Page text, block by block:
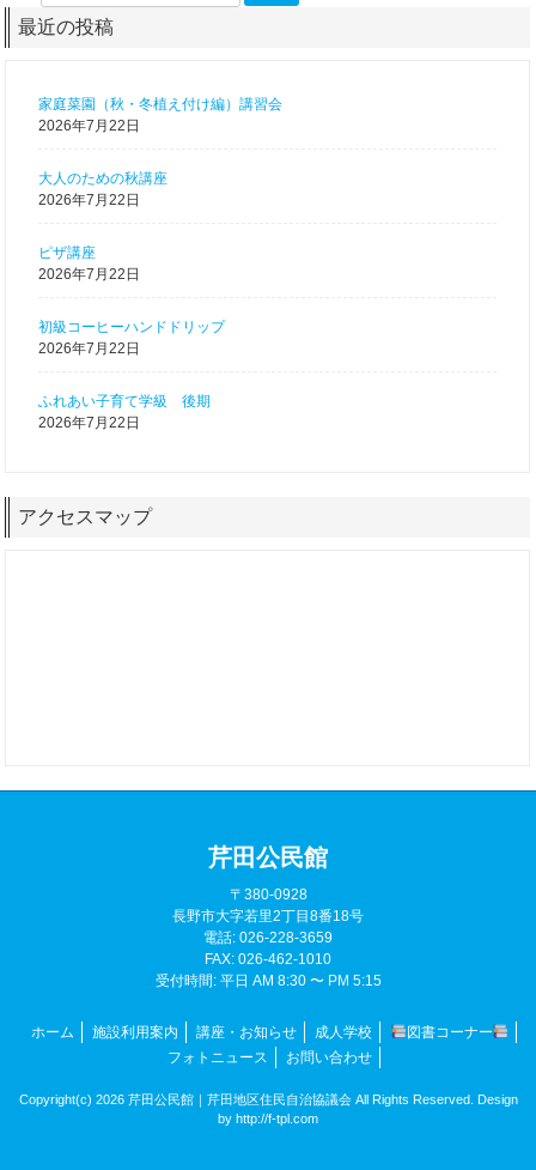
最近の投稿
家庭菜園（秋・冬植え付け編）講習会
2026年7月22日
大人のための秋講座
2026年7月22日
ピザ講座
2026年7月22日
初級コーヒーハンドドリップ
2026年7月22日
ふれあい子育て学級 後期
2026年7月22日
アクセスマップ
芹田公民館
〒380-0928
長野市大字若里2丁目8番18号
電話: 026-228-3659
FAX: 026-462-1010
受付時間: 平日 AM 8:30 〜 PM 5:15
ホーム 施設利用案内 講座・お知らせ 成人学校
図書コーナー
フォトニュース
お問い合わせ
Copyright(c) 2026 芹田公民館｜芹田地区住民自治協議会 All Rights Reserved. Design
by http://f-tpl.com